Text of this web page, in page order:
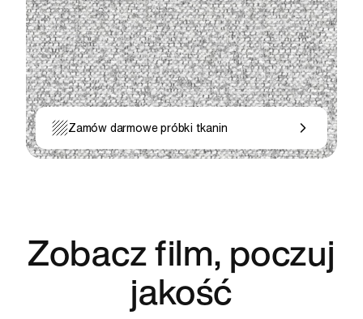
Zamów darmowe próbki tkanin
Zobacz film, poczuj
jakość